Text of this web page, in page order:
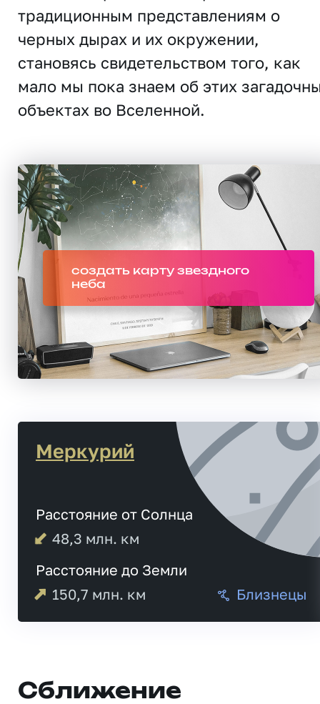
традиционным представлениям о
чeрных дырах и их окружении,
становясь свидетельством того, как
мало мы пока знаем об этих
объектах во Вселенной.
создать карту звездного
неба
Меркурий
Расстояние от Солнца
48,3 млн. км
Расстояние до Земли
150,7 млн. км Близнецы
Сближение